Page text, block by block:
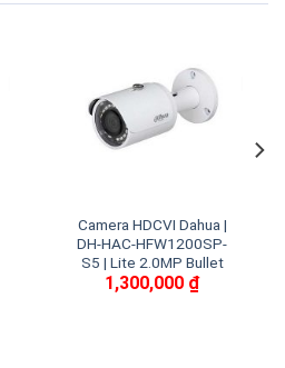
Camera HDCVI Dahua |
DH-HAC-HFW1200SP-
S5 | Lite 2.0MP Bullet
1,300,000 ₫